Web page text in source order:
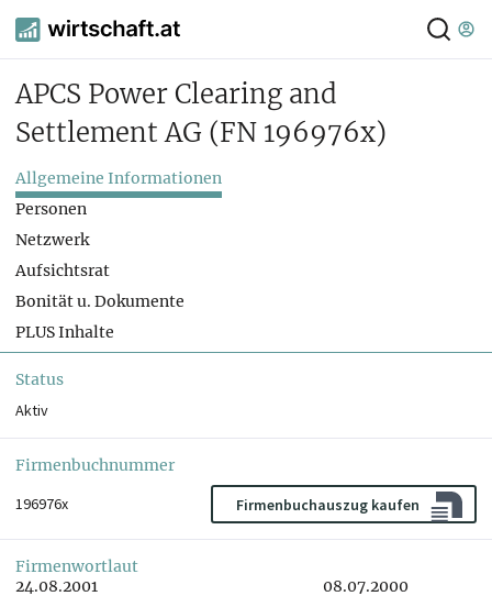
APCS Power Clearing and
Settlement AG (FN 196976x)
Allgemeine Informationen
Personen
Netzwerk
Aufsichtsrat
Bonität u. Dokumente
PLUS Inhalte
Status
Aktiv
Firmenbuchnummer
196976x
Firmenbuchauszug kaufen
Firmenwortlaut
24.08.2001
08.07.2000